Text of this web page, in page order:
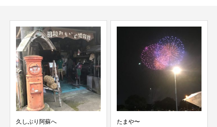
久しぶり阿蘇へ たまや〜